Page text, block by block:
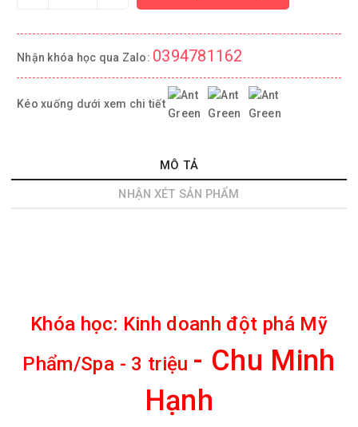
Nhận khóa học qua Zalo: 0394781162
Kéo xuống dưới xem chi tiết
MÔ TẢ
NHẬN XÉT SẢN PHẨM
Khóa học: Kinh doanh đột phá Mỹ
Phẩm/Spa - 3 triệu - Chu Minh
Hạnh